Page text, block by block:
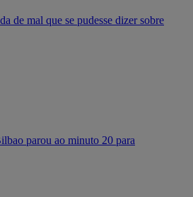
de mal que se pudesse dizer sobre
parou ao minuto 20 para